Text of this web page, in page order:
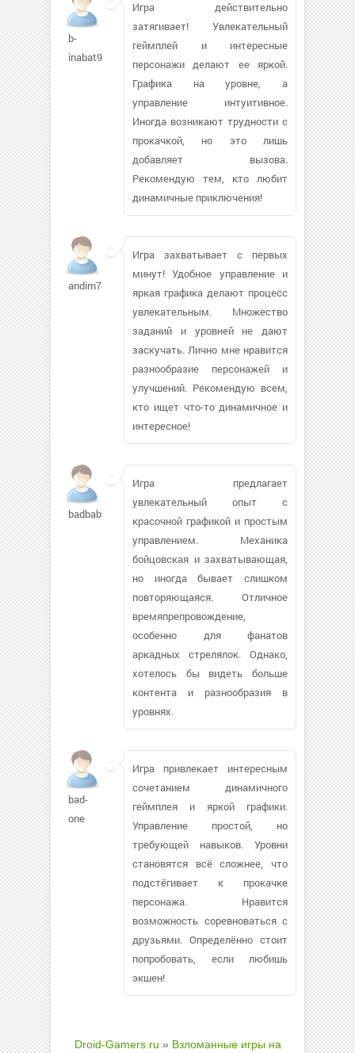
b-
inabat93900
Игра действительно
затягивает! Увлекательный
геймплей и интересные
персонажи делают ее яркой.
Графика на уровне, а
управление интуитивное.
Иногда возникают трудности с
прокачкой, но это лишь
добавляет вызова.
Рекомендую тем, кто любит
динамичные приключения!
andim74644
Игра захватывает с первых
минут! Удобное управление и
яркая графика делают процесс
увлекательным. Множество
заданий и уровней не дают
заскучать. Лично мне нравится
разнообразие персонажей и
улучшений. Рекомендую всем,
кто ищет что-то динамичное и
интересное!
badbabyy
Игра предлагает
увлекательный опыт с
красочной графикой и простым
управлением. Механика
бойцовская и захватывающая,
но иногда бывает слишком
повторяющаяся. Отличное
времяпрепровождение,
особенно для фанатов
аркадных стрелялок. Однако,
хотелось бы видеть больше
контента и разнообразия в
уровнях.
bad-
one
Игра привлекает интересным
сочетанием динамичного
геймплея и яркой графики.
Управление простой, но
требующей навыков. Уровни
становятся всё сложнее, что
подстёгивает к прокачке
персонажа. Нравится
возможность соревноваться с
друзьями. Определённо стоит
попробовать, если любишь
экшен!
Droid-Gamers.ru » Взломанные игры на